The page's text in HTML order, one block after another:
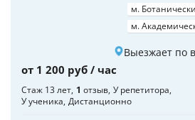
м.
м.
Выезжает по
от 1 200 руб / час
Стаж 13 лет 1 отзыв У репетитора
У ученика Дистанционно